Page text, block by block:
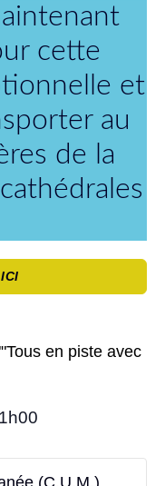
cette
et
au
de la
en piste avec
(C.U.M.)